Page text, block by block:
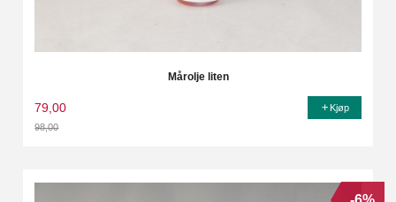
Mårolje liten
79,00
98,00
Kjøp